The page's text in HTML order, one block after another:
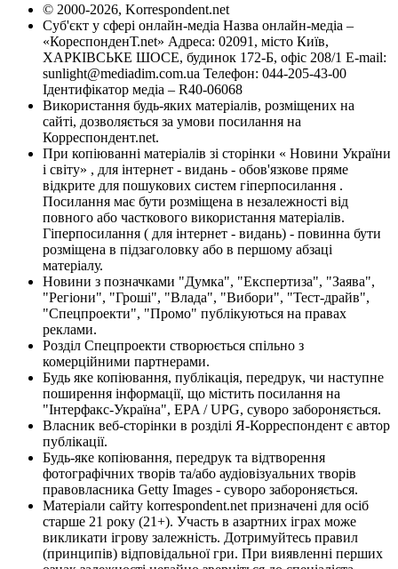
© 2000-2026, Korrespondent.net
Суб'єкт у сфері онлайн-медіа Назва онлайн-медіа –
«КореспонденТ.net» Адреса: 02091, місто Київ,
ХАРКІВСЬКЕ ШОСЕ, будинок 172-Б, офіс 208/1 E-mail:
sunlight@mediadim.com.ua Телефон: 044-205-43-00
Ідентифікатор медіа – R40-06068
Використання будь-яких матеріалів, розміщених на
сайті, дозволяється за умови посилання на
Корреспондент.net.
При копіюванні матеріалів зі сторінки « Новини України
і світу» , для інтернет - видань - обов'язкове пряме
відкрите для пошукових систем гіперпосилання .
Посилання має бути розміщена в незалежності від
повного або часткового використання матеріалів.
Гіперпосилання ( для інтернет - видань) - повинна бути
розміщена в підзаголовку або в першому абзаці
матеріалу.
Новини з позначками "Думка", "Експертиза", "Заява",
"Регіони", "Гроші", "Влада", "Вибори", "Тест-драйв",
"Спецпроекти", "Промо" публікуються на правах
реклами.
Розділ Спецпроекти створюється спільно з
комерційними партнерами.
Будь яке копіювання, публікація, передрук, чи наступне
поширення інформації, що містить посилання на
"Інтерфакс-Україна", EPA / UPG, суворо забороняється.
Власник веб-сторінки в розділі Я-Корреспондент є автор
публікації.
Будь-яке копіювання, передрук та відтворення
фотографічних творів та/або аудіовізуальних творів
правовласника Getty Images - суворо забороняється.
Матеріали сайту korrespondent.net призначені для осіб
старше 21 року (21+). Участь в азартних іграх може
викликати ігрову залежність. Дотримуйтесь правил
(принципів) відповідальної гри. При виявленні перших